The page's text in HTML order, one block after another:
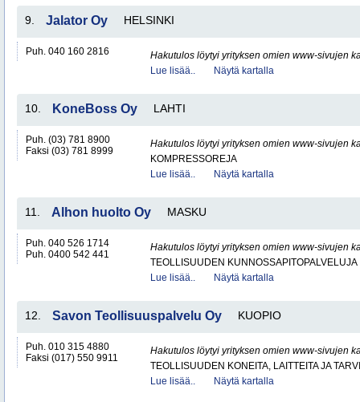
9. Jalator Oy HELSINKI
Puh. 040 160 2816
Hakutulos löytyi yrityksen omien www-sivujen
Lue lisää..
Näytä kartalla
10. KoneBoss Oy LAHTI
Puh. (03) 781 8900
Faksi (03) 781 8999
Hakutulos löytyi yrityksen omien www-sivujen
KOMPRESSOREJA
Lue lisää..
Näytä kartalla
11. Alhon huolto Oy MASKU
Puh. 040 526 1714
Puh. 0400 542 441
Hakutulos löytyi yrityksen omien www-sivujen
TEOLLISUUDEN KUNNOSSAPITOPALVELUJA
Lue lisää..
Näytä kartalla
12. Savon Teollisuuspalvelu Oy KUOPIO
Puh. 010 315 4880
Faksi (017) 550 9911
Hakutulos löytyi yrityksen omien www-sivujen
TEOLLISUUDEN KONEITA, LAITTEITA JA
Lue lisää..
Näytä kartalla